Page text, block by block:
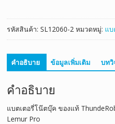
76
Lemur
Pro
ชิ้น
รหัสสินค้า: SL12060-2 หมวดหมู่: แบ
คำอธิบาย ข้อมูลเพิ่มเติม บท
คำอธิบาย
แบตเตอรี่โน๊ตบุ๊ค ของแท้
Lemur Pro